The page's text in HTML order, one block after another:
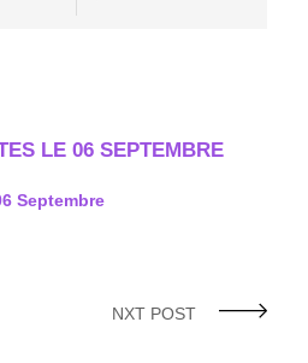
LE 06 SEPTEMBRE
Septembre
NXT POST